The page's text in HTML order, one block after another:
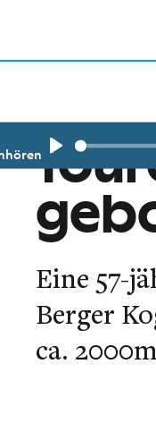
Play
Eine 57-
Berger
ca.